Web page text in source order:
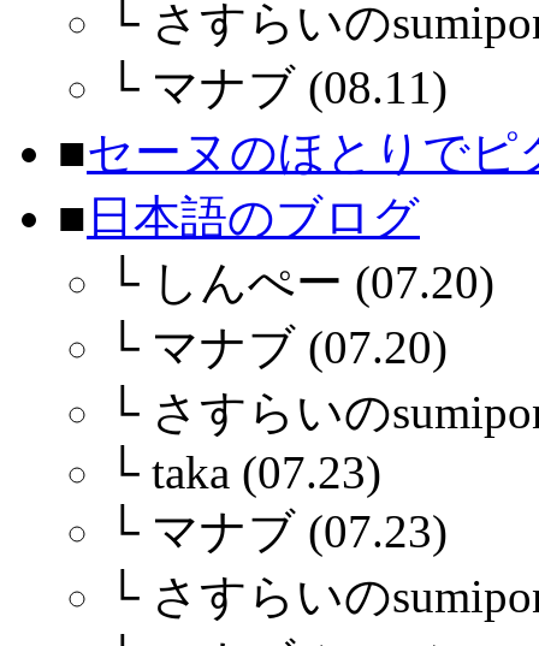
└ さすらいの
└ マナブ (08.11)
■セーヌのほとりでピ
■ 日本語のブログ
└ しんぺー (07.20)
└ マナブ (07.20)
└ さすらいの
└ taka (07.23)
└ マナブ (07.23)
└ さすらいの